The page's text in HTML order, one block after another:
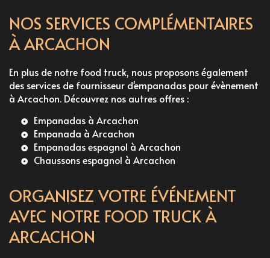
NOS SERVICES COMPLÉMENTAIRES
À ARCACHON
En plus de notre food truck, nous proposons également
des services de fournisseur d'empanadas pour évènement
à Arcachon. Découvrez nos autres offres :
Empanadas à Arcachon
Empanada à Arcachon
Empanadas espagnol à Arcachon
Chaussons espagnol à Arcachon
ORGANISEZ VOTRE ÉVÉNEMENT
AVEC NOTRE FOOD TRUCK À
ARCACHON